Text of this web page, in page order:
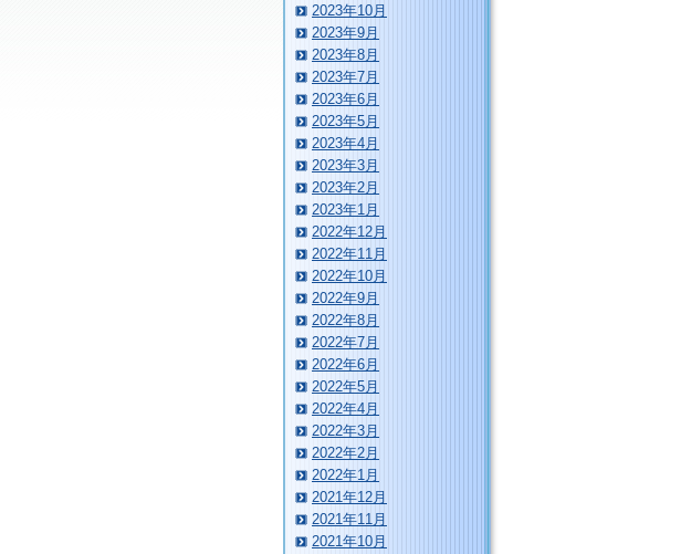
2023年10月
2023年9月
2023年8月
2023年7月
2023年6月
2023年5月
2023年4月
2023年3月
2023年2月
2023年1月
2022年12月
2022年11月
2022年10月
2022年9月
2022年8月
2022年7月
2022年6月
2022年5月
2022年4月
2022年3月
2022年2月
2022年1月
2021年12月
2021年11月
2021年10月